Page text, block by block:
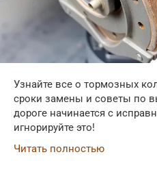
Узнайте все о тормозных
сроки замены и советы по
дороге начинается с
игнорируйте это!
Читать полностью